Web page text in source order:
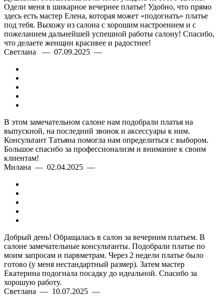
Одели меня в шикарное вечернее платье! Удобно, что прямо
здесь есть мастер Елена, которая может «подогнать» платье
под тебя. Выхожу из салона с хорошим настроением и с
пожеланием дальнейшей успешной работы салону! Спасибо,
что делаете женщин красивее и радостнее!
Светлана — 07.09.2025 —
В этом замечательном салоне нам подобрали платья на
выпускной, на последний звонок и аксессуары к ним.
Консультант Татьяна помогла нам определиться с выбором.
Большое спасибо за профессионализм и внимание к своим
клиентам!
Милана — 02.04.2025 —
Добрый день! Обращалась в салон за вечерним платьем. В
салоне замечательные консультанты. Подобрали платье по
моим запросам и парвметрам. Через 2 недели платье было
готово (у меня нестандартный размер). Затем мастер
Екатерина подогнала посадку до идеальной. Спасибо за
хорошую работу.
Светлана — 10.07.2025 —